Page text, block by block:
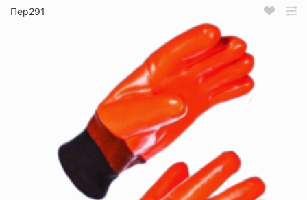
Пер291